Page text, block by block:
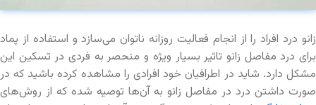
زانو درد افراد را از انجام فعالیت روزانه ناتوان می‌سازد و استفاده از پماد
برای درد مفاصل زانو تاثیر بسیار ویژه و منحصر به فردی در تسکین این
مشکل دارد. شاید در اطرافیان خود افرادی را مشاهده کرده باشید که در‌
صورت داشتن درد در مفاصل زانو به آن‌ها توصیه شده که از روش‌های